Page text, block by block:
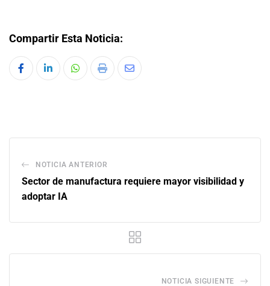
Compartir Esta Noticia:
NOTICIA ANTERIOR
Sector de manufactura requiere mayor visibilidad y
adoptar IA
NOTICIA SIGUIENTE